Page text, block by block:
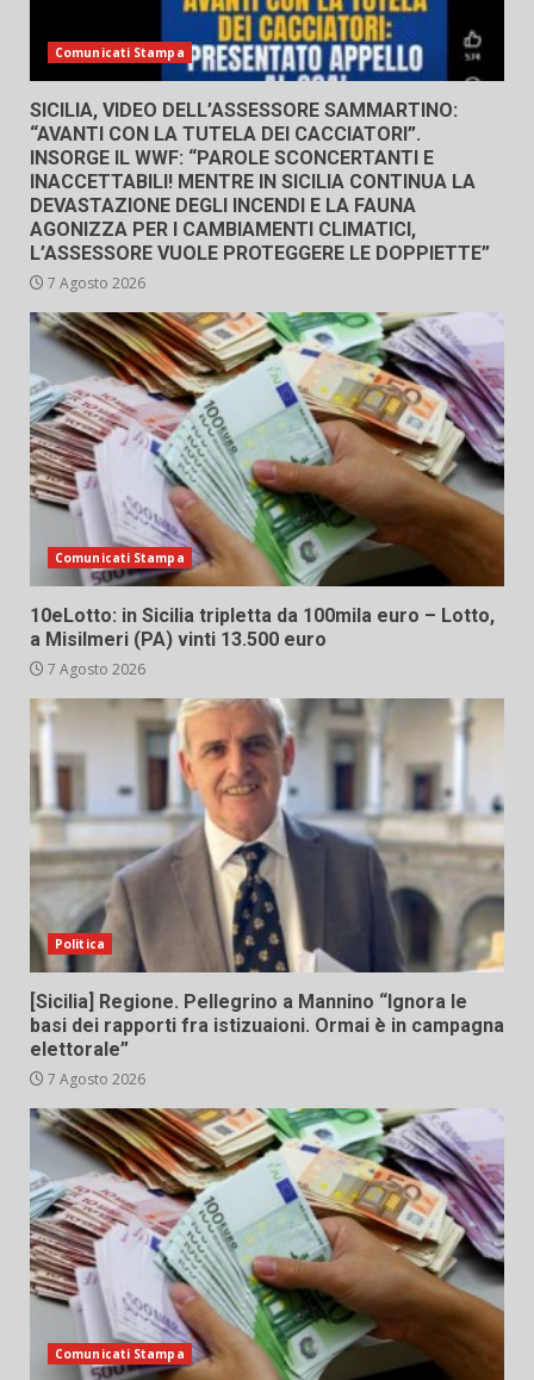
Comunicati Stampa
SICILIA, VIDEO DELL’ASSESSORE SAMMARTINO:
“AVANTI CON LA TUTELA DEI CACCIATORI”.
INSORGE IL WWF: “PAROLE SCONCERTANTI E
INACCETTABILI! MENTRE IN SICILIA CONTINUA LA
DEVASTAZIONE DEGLI INCENDI E LA FAUNA
AGONIZZA PER I CAMBIAMENTI CLIMATICI,
L’ASSESSORE VUOLE PROTEGGERE LE DOPPIETTE”
7 Agosto 2026
Comunicati Stampa
10eLotto: in Sicilia tripletta da 100mila euro – Lotto,
a Misilmeri (PA) vinti 13.500 euro
7 Agosto 2026
Politica
[Sicilia] Regione. Pellegrino a Mannino “Ignora le
basi dei rapporti fra istizuaioni. Ormai è in campagna
elettorale”
7 Agosto 2026
Comunicati Stampa